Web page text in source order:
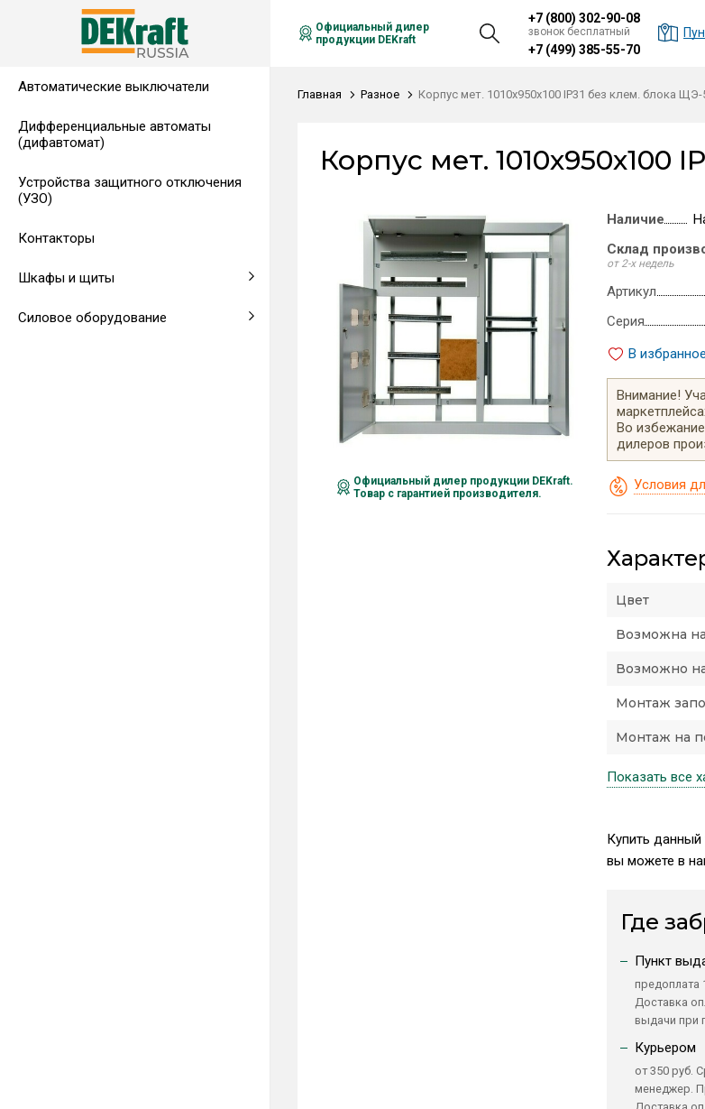
Автоматические выключатели
Дифференциальные автоматы
(дифавтомат)
Устройства защитного отключения
(УЗО)
Контакторы
Шкафы и щиты
Распределительные щиты,
Напольные щиты
Клеммы и комплектующие
Клеммы на DIN-рейку
Аксессуары для щитов
Силовое оборудование
Автоматические выключатели в
Аксессуары
Предохранители
Щитовые приборы
Амперметры
Автоматические воздушные
выключатели
Воздушные автоматические
Официальный дилер
продукции DEKraft
+7 (800) 302-90-08
звонок бесплатный
+7 (499) 385-55-70
Главная Разное Корпус мет. 1010х950х100 IP31 без клем. блока ЩЭ-
Корпус мет. 1010х950х100
Официальный дилер продукции DEKraft.
Товар с гарантией производителя.
Наличие
Склад
от 2-х недель
Артикул
Серия
В избранное
Внимание!
Во
дилеров
Условия
Цвет
Возможна
Возможно
Монтаж
Монтаж на
Показать все
Купить данный
вы можете в
Где
Пункт
предоплата
Доставка
выдачи при
Курьером
от 350 руб.
менеджер.